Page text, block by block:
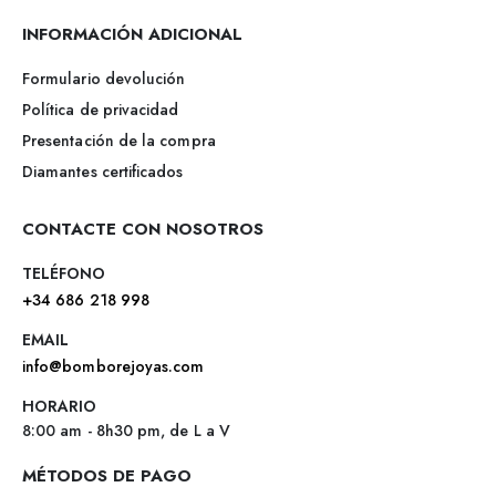
INFORMACIÓN ADICIONAL
Formulario devolución
Política de privacidad
Presentación de la compra
Diamantes certificados
CONTACTE CON NOSOTROS
TELÉFONO
+34 686 218 998
EMAIL
info@bomborejoyas.com
HORARIO
8:00 am - 8h30 pm, de L a V
MÉTODOS DE PAGO